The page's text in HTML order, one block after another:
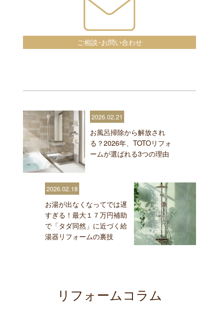
ご相談･お問い合わせ
2026.02.21
お風呂掃除から解放され
る？2026年、TOTOリフォ
ームが選ばれる3つの理由
2026.02.18
お湯が出なくなってでは遅
すぎる！最大１７万円補助
で「タダ同然」に近づく給
湯器リフォームの裏技
リフォームコラム